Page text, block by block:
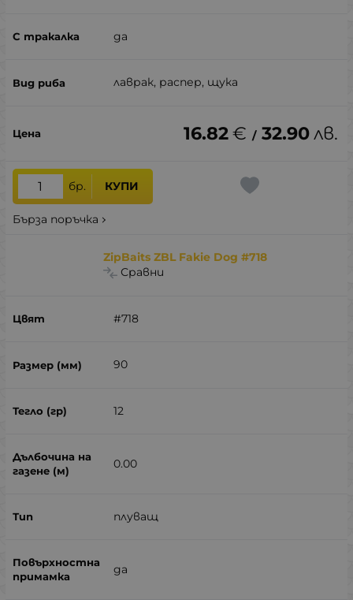
да
лаврак, распер, щука
16.82€ / 32.90лв.
бр. КУПИ
Бърза поръчка
ZipBaits ZBL Fakie Dog #718
Сравни
#718
90
12
0.00
плуващ
да